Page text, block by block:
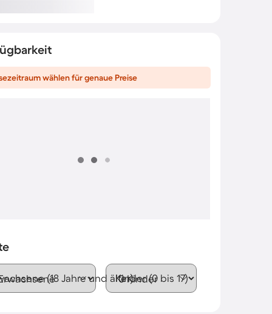
wählen für genaue Preise
(18 Jahre und älter)Kinder (0 bis 17)